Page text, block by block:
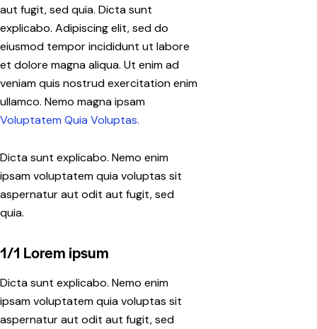
aut fugit, sed quia. Dicta sunt
explicabo. Adipiscing elit, sed do
eiusmod tempor incididunt ut labore
et dolore magna aliqua. Ut enim ad
veniam quis nostrud exercitation enim
ullamco. Nemo magna ipsam
Voluptatem Quia Voluptas.
Dicta sunt explicabo. Nemo enim
ipsam voluptatem quia voluptas sit
aspernatur aut odit aut fugit, sed
quia.
1/1 Lorem ipsum
Dicta sunt explicabo. Nemo enim
ipsam voluptatem quia voluptas sit
aspernatur aut odit aut fugit, sed